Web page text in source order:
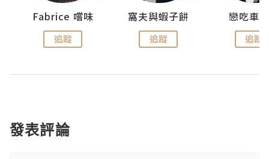
Fabrice 嚐味
追蹤
窩夫與蝦子餅
追蹤
戀吃車
追蹤
發表評論